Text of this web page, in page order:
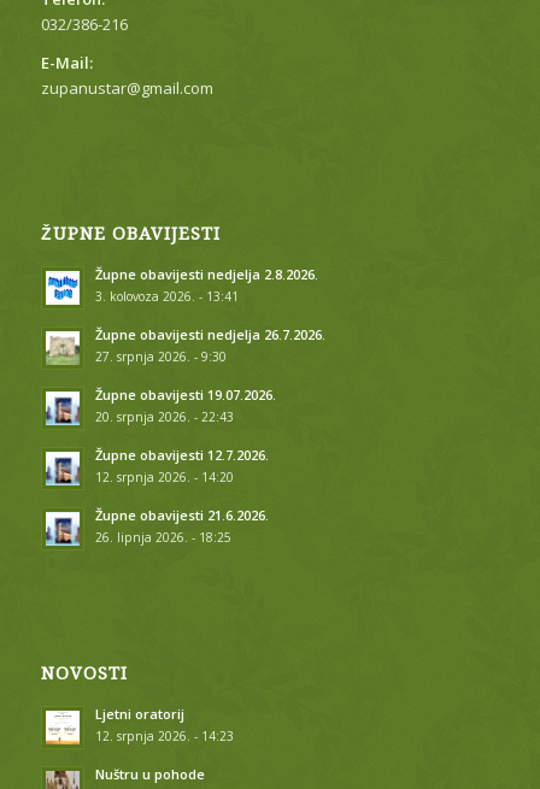
032/386-216
E-Mail:
zupanustar@gmail.com
ŽUPNE OBAVIJESTI
Župne obavijesti nedjelja 2.8.2026.
3. kolovoza 2026. - 13:41
Župne obavijesti nedjelja 26.7.2026.
27. srpnja 2026. - 9:30
Župne obavijesti 19.07.2026.
20. srpnja 2026. - 22:43
Župne obavijesti 12.7.2026.
12. srpnja 2026. - 14:20
Župne obavijesti 21.6.2026.
26. lipnja 2026. - 18:25
NOVOSTI
Ljetni oratorij
12. srpnja 2026. - 14:23
Nuštru u pohode